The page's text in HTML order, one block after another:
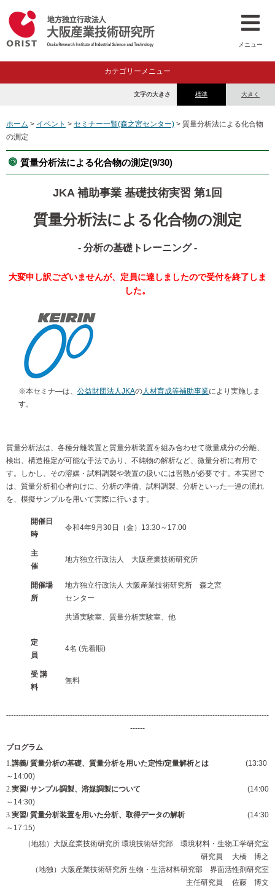
メニュー
カテゴリーメニュー
標準 大きく
文字の大きさ
ホーム > イベント > セミナー一覧(森之宮センター) > 質量分析法による化合物
の測定
質量分析法による化合物の測定(9/30)
JKA 補助事業 基礎技術実習 第1回
質量分析法による化合物の測定
- 分析の基礎トレーニング -
大変申し訳ございませんが、定員に達しましたので受付を終了しま
した。
※本セミナ―は、 公益財団法人JKAの人材育成等補助事業により実施しま
す。
質量分析法は、各種分離装置と質量分析装置を組み合わせて微量成分の分離、
検出、構造推定が可能な手法であり、不純物の解析など、微量分析に有用で
す。しかし、その溶媒・試料調製や装置の扱いには習熟が必要です。本実習で
は、質量分析初心者向けに、分析の準備、試料調製、分析といった一連の流れ
を、模擬サンプルを用いて実際に行います。
開催日
時
令和4年9月30日（金）13:30～17:00
主
催
地方独立行政法人 大阪産業技術研究所
開催場
所
地方独立行政法人 大阪産業技術研究所 森之宮
センター
共通実験室、質量分析実験室、他
定
員
4名 (先着順)
受 講
料
無料
-----------------------------------------------------------------------------------------------------------
------
プログラム
講義/ 質量分析の基礎、質量分析を用いた定性/定量解析とは (13:30
～14:00)
実習/ サンプル調製、溶媒調製について (14:00
～14:30)
実習/ 質量分析装置を用いた分析、取得データの解析 (14:30
～17:15)
（地独）大阪産業技術研究所 環境技術研究部 環境材料・生物工学研究室
研究員 大橋 博之
（地独）大阪産業技術研究所 生物・生活材料研究部 界面活性剤研究室
主任研究員 佐藤 博文